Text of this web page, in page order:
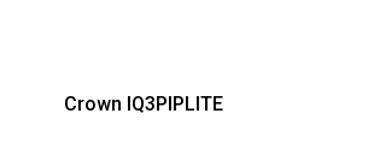
Crown IQ3PIPLITE